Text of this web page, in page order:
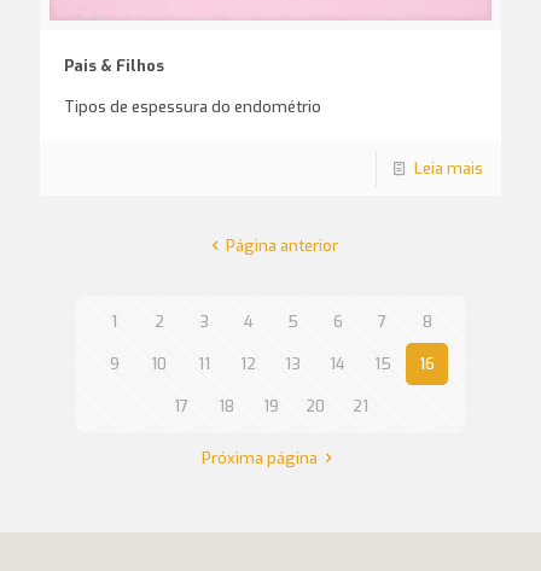
Pais & Filhos
Tipos de espessura do endométrio
Leia mais
Página anterior
1 2 3 4 5 6 7 8
9 10 11 12 13 14 15 16
17 18 19 20 21
Próxima página